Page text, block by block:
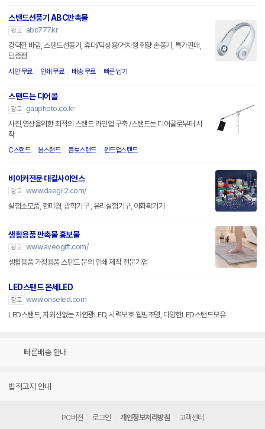
스탠드선풍기 ABC판촉물
광고
abc777.kr
강력한 바람, 스탠드선풍기, 휴대/탁상용/거치형 취향 손풍기, 특가판매,
덤증정
시안 무료 인쇄 무료 배송 무료 빠른 납기
스탠드는 디어콜
광고
gauphoto.co.kr
사진,영상을위한 최적의 스탠드 라인업 구축 /스탠드는 디어콜로부터 시
작
C스탠드 붐스탠드 콤보스탠드 윈드업스탠드
비이커전문 대길사이언스
광고 www.daegil2.com/
실험소모품, 현미경, 광학기구 , 유리실험기구, 이화확기기
생활용품 판촉물 홍보물
광고 www.aveogift.com/
생활용품 가정용품 스탠드 문의 인쇄 제작 전문기업
LED스탠드 온세LED
광고 www.onseled.com
LED스탠드, 자외선없는 자연광LED, 시력보호 웰빙조명, 다양한LED스탠드보유
빠른배송 안내
법적고지 안내
PC버전 로그인 개인정보처리방침 고객센터